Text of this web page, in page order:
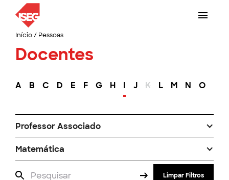
Início/ Pessoas
Docentes
A B C D E F G H I J K L M N O
Professor Associado
Matemática
Limpar Filtros